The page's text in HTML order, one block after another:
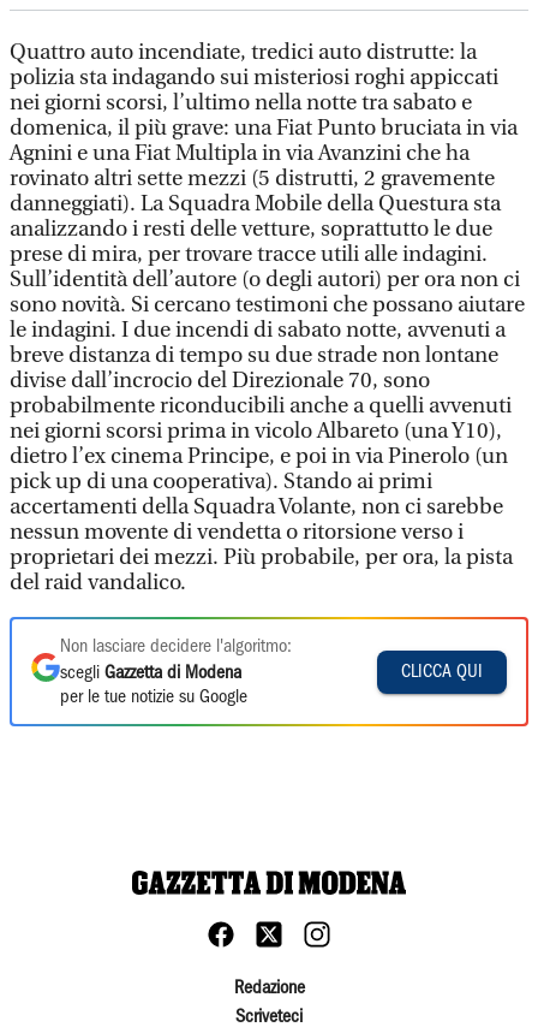
Quattro auto incendiate, tredici auto distrutte: la
polizia sta indagando sui misteriosi roghi appiccati
nei giorni scorsi, l’ultimo nella notte tra sabato e
domenica, il più grave: una Fiat Punto bruciata in via
Agnini e una Fiat Multipla in via Avanzini che ha
rovinato altri sette mezzi (5 distrutti, 2 gravemente
danneggiati). La Squadra Mobile della Questura sta
analizzando i resti delle vetture, soprattutto le due
prese di mira, per trovare tracce utili alle indagini.
Sull’identità dell’autore (o degli autori) per ora non ci
sono novità. Si cercano testimoni che possano aiutare
le indagini. I due incendi di sabato notte, avvenuti a
breve distanza di tempo su due strade non lontane
divise dall’incrocio del Direzionale 70, sono
probabilmente riconducibili anche a quelli avvenuti
nei giorni scorsi prima in vicolo Albareto (una Y10),
dietro l’ex cinema Principe, e poi in via Pinerolo (un
pick up di una cooperativa). Stando ai primi
accertamenti della Squadra Volante, non ci sarebbe
nessun movente di vendetta o ritorsione verso i
proprietari dei mezzi. Più probabile, per ora, la pista
del raid vandalico.
Non lasciare decidere l'algoritmo:
scegli Gazzetta di Modena
per le tue notizie su Google
CLICCA QUI
Redazione
Scriveteci